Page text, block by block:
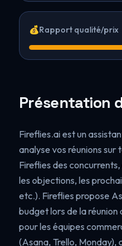
💰Rapport qualité/prix
Présentation
Fireflies.ai est un
analyse vos réunions
Fireflies des
les objections, les
etc.). Fireflies propose
budget lors de la
pour les équipes
(Asana, Trello,